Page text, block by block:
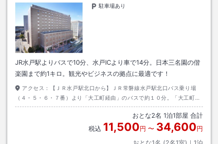
駐車場あり
JR水戸駅よりバスで10分、水戸ICより車で14分。日本三名園の偕
楽園まで約1キロ。観光やビジネスの拠点に最適です！
アクセス：
【ＪＲ水戸駅北口から】ＪＲ常磐線水戸駅北口バス乗り場
（４・５・６・７番）より「大工町経由」のバスで約１０分。「大工町」
で下車すると目の前がホテルです。平日昼間約５分に１本運行していま
おとな2名 1泊1部屋 合計
税込 11,500円 〜 34,600円
おとな1名 (2名1室)｜ 1泊